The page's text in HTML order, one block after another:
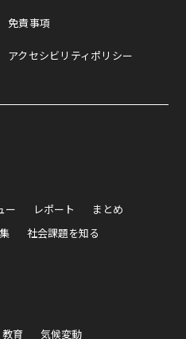
免責事項
アクセシビリティポリシー
ー レポート
まとめ
社会課題を知る
教育 気候変動